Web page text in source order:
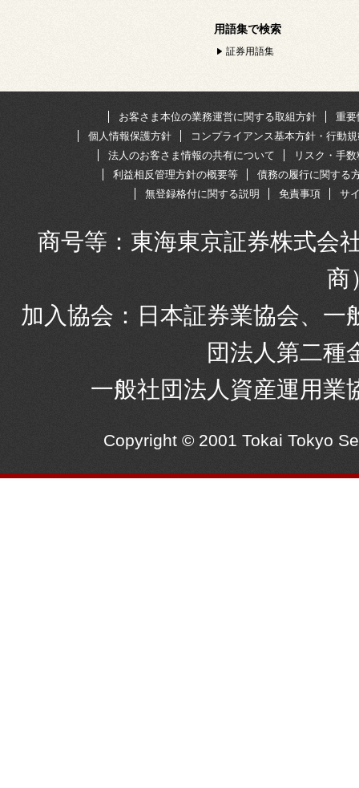
用語集で検索
証券用語集
お客さま本位の業務運営に関する取組方針
重要
個人情報保護方針
コンプライアンス基本方針・行動
法人のお客さま情報の共有について
リスク・手
利益相反管理方針の概要等
債務の履行に関する
無登録格付に関する説明
免責事項 サ
商号等：東海東京証券株式会
商
加入協会：日本証券業協会、
団法人第二種
一般社団法人資産運用業
Copyright © 2001 Tokai Tokyo